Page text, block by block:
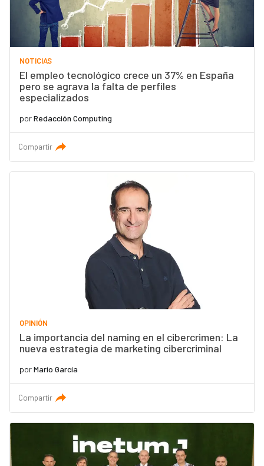
NOTICIAS
El empleo tecnológico crece un 37% en España
pero se agrava la falta de perfiles
especializados
porRedacción Computing
Compartir
OPINIÓN
La importancia del naming en el cibercrimen: La
nueva estrategia de marketing cibercriminal
porMario García
Compartir